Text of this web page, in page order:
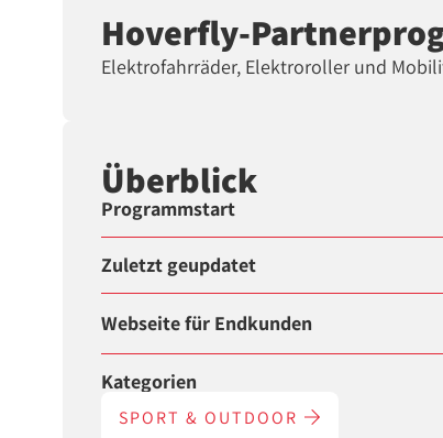
Hoverfly-
Elektrofahrräder, Elektroroller und
Überblick
Programmstart
Zuletzt geupdatet
Webseite für Endkunden
Kategorien
SPORT & OUTDOOR